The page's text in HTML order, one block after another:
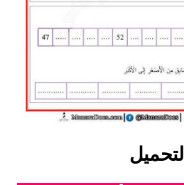
بحوث العلوم الطبيعية
بحوث اللغة الفرنسية
بحوث اللغة الانجليزيةالتحميل